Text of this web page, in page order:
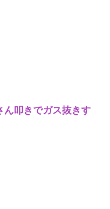
ん叩きでガス抜きす